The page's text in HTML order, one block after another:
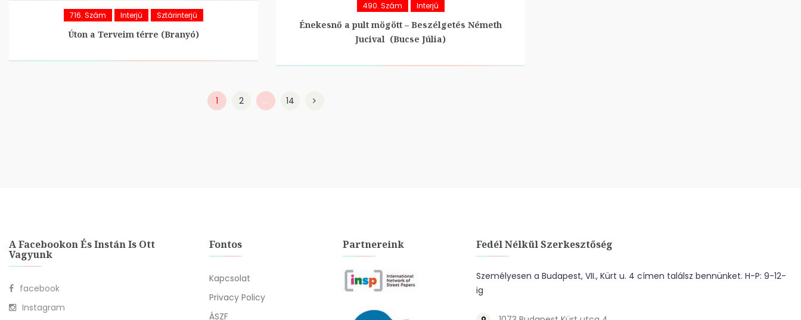
716. Szám Interjú Sztárinterjú
Úton a Terveim térre (Branyó)
490. Szám Interjú
Énekesnő a pult mögött – Beszélgetés Németh
Jucival (Bucse Júlia)
1 2 … 14
A Facebookon És Instán Is Ott
Vagyunk
facebook
Instagram
Fontos
Kapcsolat
Privacy Policy
ÁSZF
Partnereink Fedél Nélkül Szerkesztőség
Személyesen a Budapest, VII., Kürt u. 4 címen találsz bennünket. H-P: 9-12-
ig